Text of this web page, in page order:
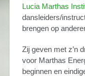
Lucia Marthas
dansleiders/
brengen op
Zij geven met z’n
voor Marthas
beginnen en